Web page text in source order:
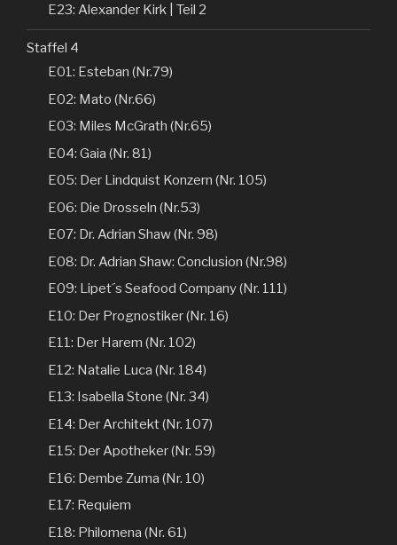
E23: Alexander Kirk | Teil 2
Staffel 4
E01: Esteban (Nr.79)
E02: Mato (Nr.66)
E03: Miles McGrath (Nr.65)
E04: Gaia (Nr. 81)
E05: Der Lindquist Konzern (Nr. 105)
E06: Die Drosseln (Nr.53)
E07: Dr. Adrian Shaw (Nr. 98)
E08: Dr. Adrian Shaw: Conclusion (Nr.98)
E09: Lipet´s Seafood Company (Nr. 111)
E10: Der Prognostiker (Nr. 16)
E11: Der Harem (Nr. 102)
E12: Natalie Luca (Nr. 184)
E13: Isabella Stone (Nr. 34)
E14: Der Architekt (Nr. 107)
E15: Der Apotheker (Nr. 59)
E16: Dembe Zuma (Nr. 10)
E17: Requiem
E18: Philomena (Nr. 61)